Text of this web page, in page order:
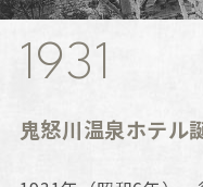
1931
鬼怒川温泉ホテル